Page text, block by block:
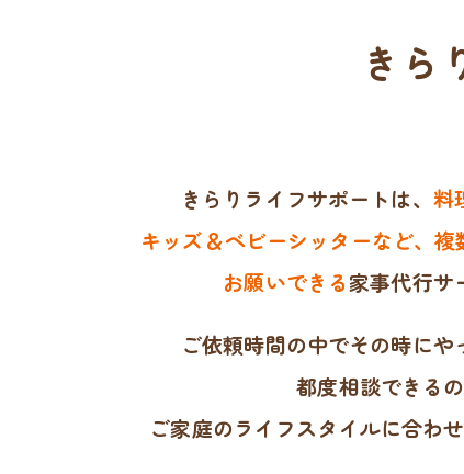
きら
きらりライフサポートは、 料
キッズ＆ベビーシッターなど、
お願いできる家事代行サ
ご依頼時間の中でその時にや
都度相談できるの
ご家庭のライフスタイルに合わ